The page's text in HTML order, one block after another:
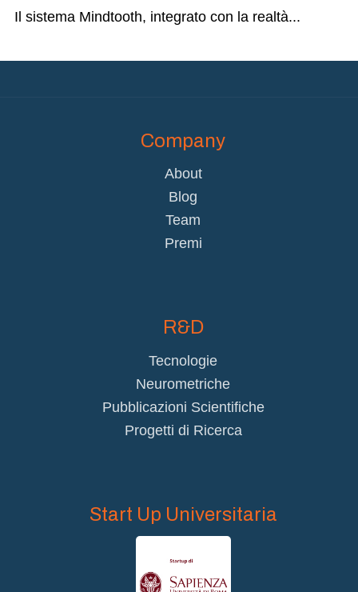
Il sistema Mindtooth, integrato con la realtà...
Company
About
Blog
Team
Premi
R&D
Tecnologie
Neurometriche
Pubblicazioni Scientifiche
Progetti di Ricerca
Start Up Universitaria